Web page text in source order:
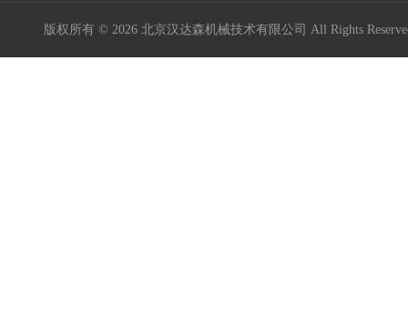
版权所有 © 2026 北京汉达森机械技术有限公司 All Rights